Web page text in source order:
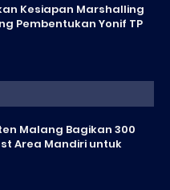
Kesiapan Marshalling
Pembentukan Yonif TP
Malang Bagikan 300
Area Mandiri untuk